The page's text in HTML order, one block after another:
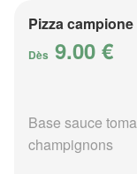
Pizza campione
Dès 9.00 €
Base sauce
champignons